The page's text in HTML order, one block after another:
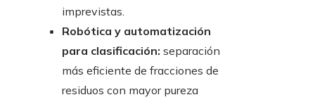
imprevistas.
Robótica y automatización
para clasificación: separación
más eficiente de fracciones de
residuos con mayor pureza